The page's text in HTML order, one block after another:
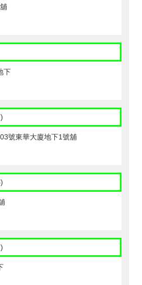
下
號東華大廈地下1號舖